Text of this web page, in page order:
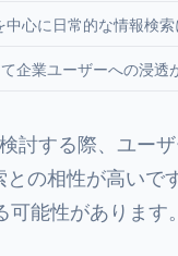
心に日常的な情報検索
企業ユーザーへの浸透
討する際、ユー
の相性が高いで
能性があります。